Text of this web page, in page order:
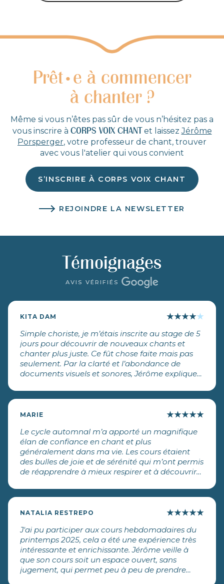
Prêt• e à commencer
à chanter ?
Même si vous n’êtes pas sûr de vous n’hésitez pas a
vous inscrire à CORPS VOIX CHANTet laissezJérôme
Porsperger, votre professeur de chant, trouver
avec vous l'atelier qui vous convient
S’INSCRIRE À CORPS VOIX CHANT
REJOINDRE LA NEWSLETTER
Témoignages
AVIS VÉRIFIÉS
KITA DAM ★★★★★
Simple choriste, je m’étais inscrite au stage de 5
jours pour découvrir de nouveaux chants et
chanter plus juste. Ce fût chose faite mais pas
seulement. Par la clarté et l’abondance de
documents visuels et sonores, Jérôme explique
distinguer et produire des sons exacts. Une
ajuste notre rythme et enrichit le volume de
mouvement. Percevant le potentiel de chaque
participant, Jérôme trouve les outils dont il a
besoin pour surmonter ses craintes, et oser se
lancer, d’abord ensemble puis à 3, à 2, et enfin
seul . Tout se passe dans la bonne humeur, nous
MARIE ★★★★★
Le cycle automnal m’a apporté un magnifique
élan de confiance en chant et plus
généralement dans ma vie. Les cours étaient
des bulles de joie et de sérénité qui m’ont permis
de réapprendre à mieux respirer et à découvrir
talentueux et pédagogue. Un seul mot: merci.
NATALIA RESTREPO ★★★★★
J'ai pu participer aux cours hebdomadaires du
printemps 2025, cela a été une expérience très
intéressante et enrichissante. Jérôme veille à
que son cours soit un espace ouvert, sans
jugement, qui permet peu à peu de prendre